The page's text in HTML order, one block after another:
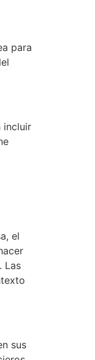
para
incluir
el
Las
sus